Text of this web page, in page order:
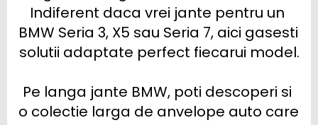
Indiferent daca vrei jante pentru un
BMW Seria 3, X5 sau Seria 7, aici gasesti
solutii adaptate perfect fiecarui model.
Pe langa jante BMW, poti descoperi si
o colectie larga de anvelope auto care